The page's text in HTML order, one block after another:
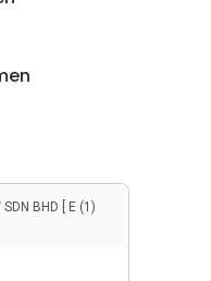
SDN BHD [ E (1)